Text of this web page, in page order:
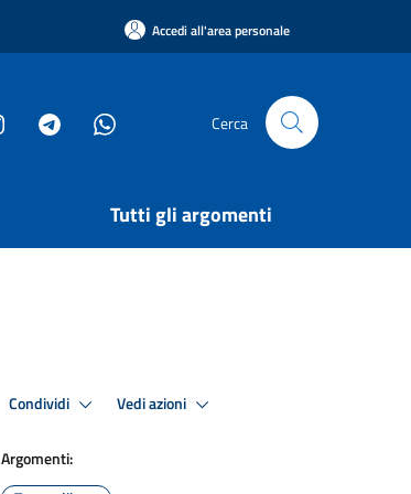
Accedi all'area personale
Cerca
Tutti gli argomenti
Condividi Vedi azioni
Argomenti: